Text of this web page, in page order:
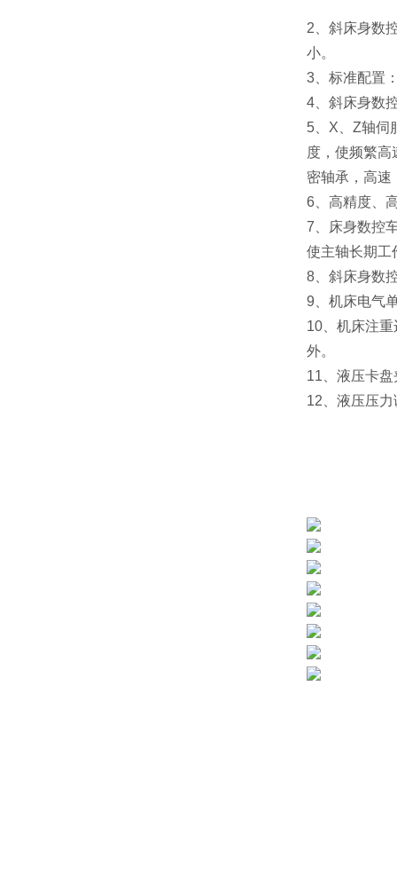
2、斜床身数
小。
3、标准配置
4、斜床身数
5、X、Z轴伺
度，使频繁
密轴承，高速
6、高精度、
7、床身数控
使主轴长期工
8、斜床身数
9、机床电气
10、机床注
外。
11、液压卡
12、液压压